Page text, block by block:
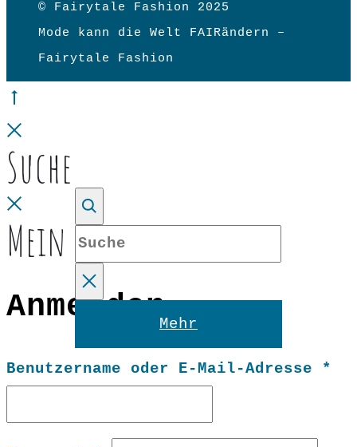
© Fairytale Fashion 2025
Mode kann die Welt FAIRändern –
Fairytale Fashion
top
Suche
Suche
Mehr
Mein Konto
Anmelden
Benutzername oder E-Mail-Adresse *